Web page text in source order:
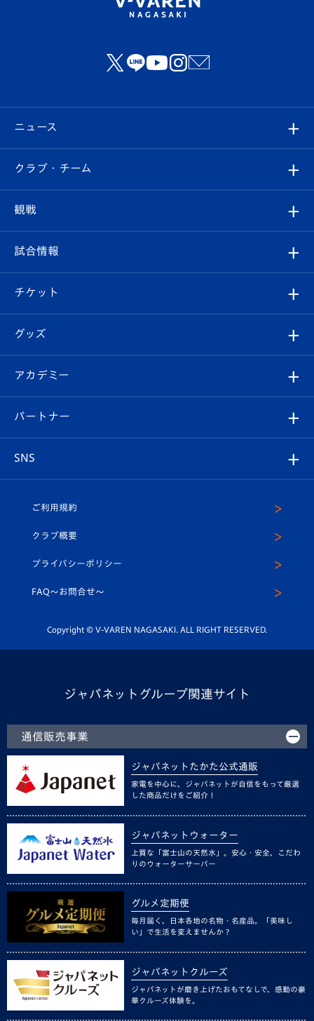
ニュース
すべて
クラブ
試合情報
チケット
イベント
メディア
ホームタウン
クラブ・チーム
クラブ概要
エンブレム紹介
スタッフプロフィール
マスコット紹介
平和祈念活動
ホームタウン活動
観戦
観戦ルール
はじめての観戦ガイド
Revive Team
ヴィヴィくんの長崎おもてなしガイド
試合情報
試合日程/結果
フォトギャラリー
スタジアムグルメ
チケット
チケット
V-LOVERS（ファンクラブ）
プレイヤーズスイート
グッズ
オンラインショップ
店舗情報
アカデミー
育成からのお知らせ
U-18
スクール
パートナー
SNS
ヴィヴィくんインスタグラム
公式LINE＠
ご利用規約
クラブ概要
プライバシーポリシー
FAQ〜お問合せ〜
Copyright © V-VAREN NAGASAKI. ALL RIGHT RESERVED.
ジャパネットグループ関連サイト
通信販売事業
ジャパネットたかた公式通販
家電を中心に、ジャパネットが自信をもって厳選
した商品だけをご紹介！
ジャパネットウォーター
上質な「富士山の天然水」。安心・安全、こだわ
りのウォーターサーバー
グルメ定期便
毎月届く、日本各地の名物・名産品。「美味し
い」で生活を変えませんか？
ジャパネットクルーズ
ジャパネットが磨き上げたおもてなしで、感動の豪
華クルーズ体験を。